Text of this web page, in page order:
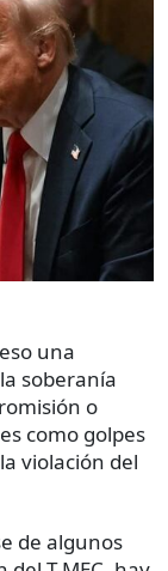
una
soberanía
o
como golpes
violación del
de algunos